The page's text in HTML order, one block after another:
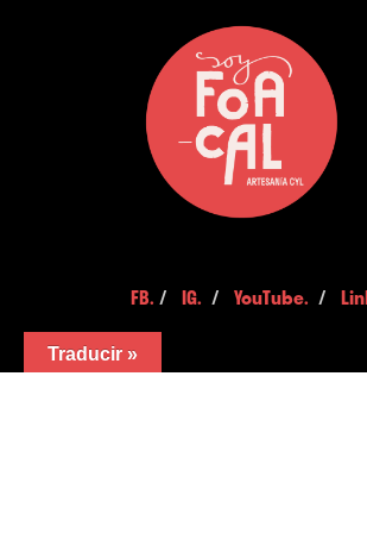
FB. /IG. /YouTube. /
Traducir »